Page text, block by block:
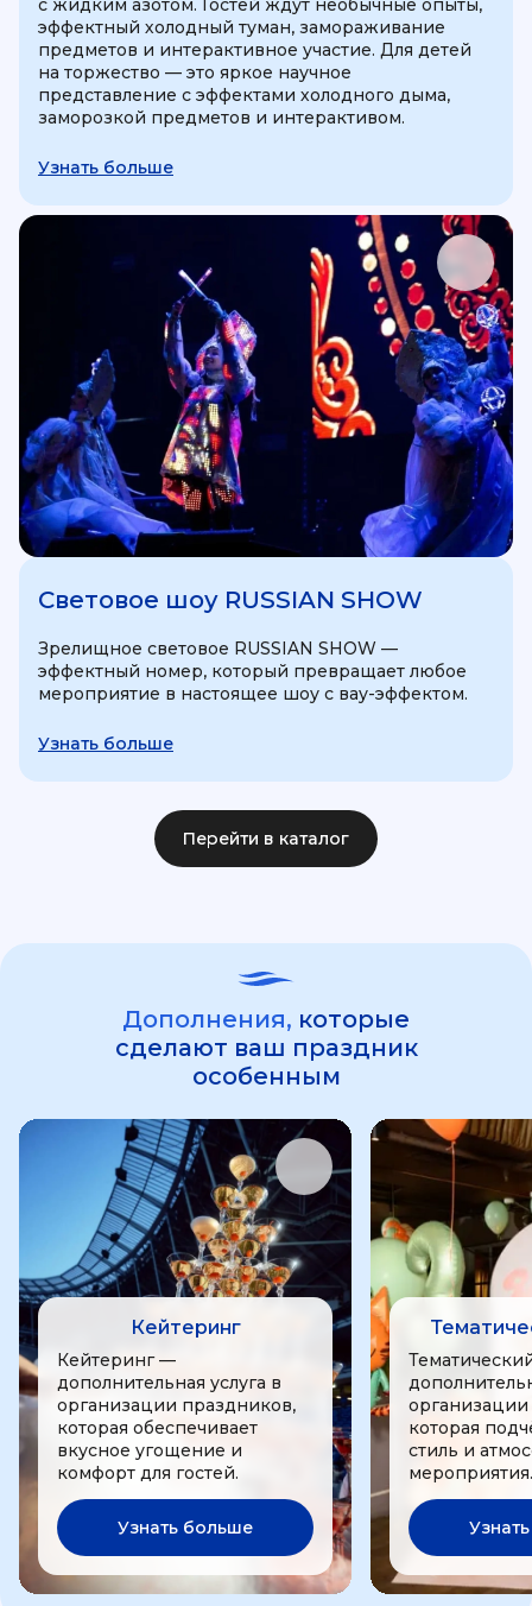
с жидким азотом. Гостей ждут необычные опыты,
эффектный холодный туман, замораживание
предметов и интерактивное участие. Для детей
на торжество — это яркое научное
представление с эффектами холодного дыма,
заморозкой предметов и интерактивом.
Узнать больше
Световое шоу RUSSIAN SHOW
Зрелищное световое RUSSIAN SHOW —
эффектный номер, который превращает любое
мероприятие в настоящее шоу с вау-эффектом.
Узнать больше
Перейти в каталог
Дополнения, которые
сделают ваш праздник
особенным
Кейтеринг
Кейтеринг —
дополнительная услуга в
организации праздников,
которая обеспечивает
вкусное угощение и
комфорт для гостей.
Узнать больше
которая
стиль и
мероприятия.